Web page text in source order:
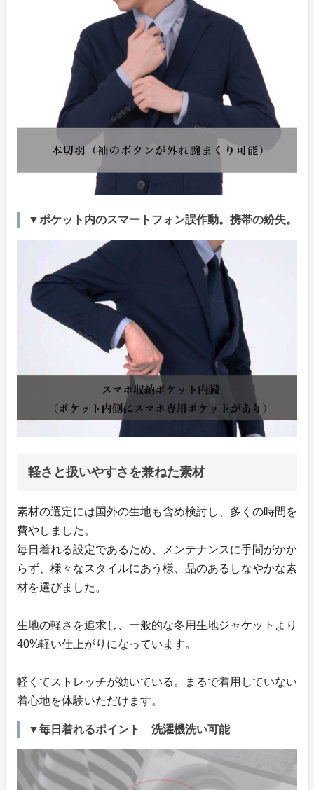
▼ポケット内のスマートフォン誤作動。携帯の紛失。
軽さと扱いやすさを兼ねた素材
素材の選定には国外の生地も含め検討し、多くの時間を
費やしました。
毎日着れる設定であるため、メンテナンスに手間がかか
らず、様々なスタイルにあう様、品のあるしなやかな素
材を選びました。
生地の軽さを追求し、一般的な冬用生地ジャケットより
40%軽い仕上がりになっています。
軽くてストレッチが効いている。まるで着用していない
着心地を体験いただけます。
▼毎日着れるポイント 洗濯機洗い可能